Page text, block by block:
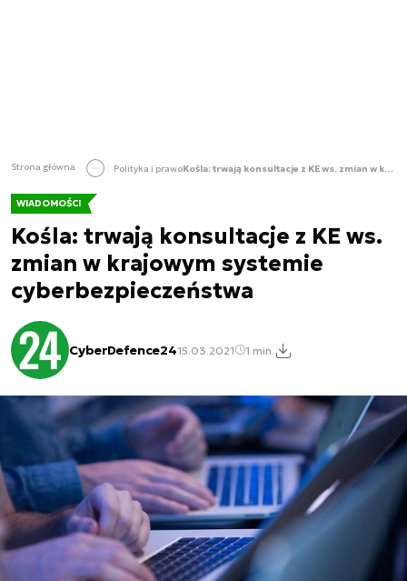
Strona główna Polityka i prawo Kośla: trwają konsultacje z KE ws. zmian w krajowym systemie cyberbezpieczeństwa
WIADOMOŚCI
Kośla: trwają konsultacje z KE ws.
zmian w krajowym systemie
cyberbezpieczeństwa
CyberDefence2415.03.2021 1 min.